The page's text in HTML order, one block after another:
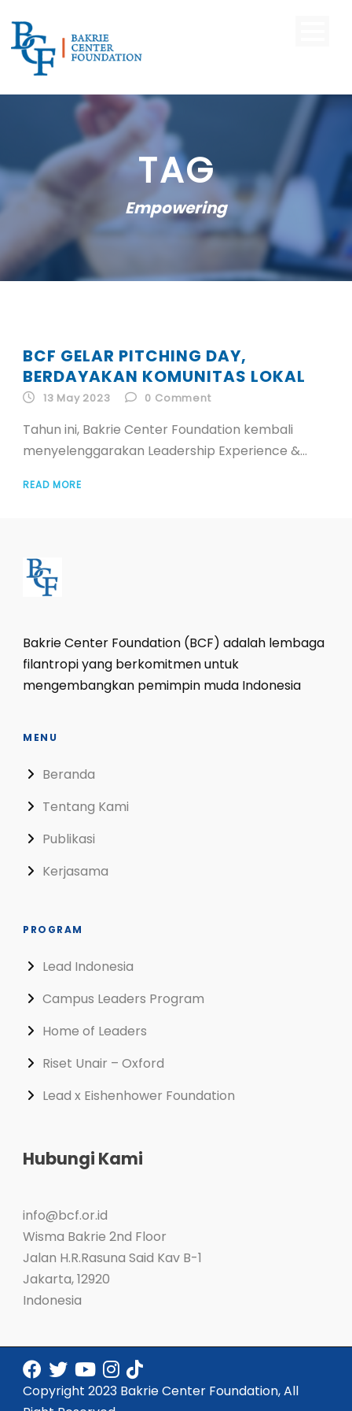
ID
EN
ID
TAG
Empowering
BCF GELAR PITCHING DAY,
BERDAYAKAN KOMUNITAS LOKAL
13 May 2023 0 Comment
Tahun ini, Bakrie Center Foundation kembali
menyelenggarakan Leadership Experience &...
READ MORE
Bakrie Center Foundation (BCF) adalah lembaga
filantropi yang berkomitmen untuk
mengembangkan pemimpin muda Indonesia
MENU
Beranda
Tentang Kami
Publikasi
Kerjasama
PROGRAM
Lead Indonesia
Campus Leaders Program
Home of Leaders
Riset Unair – Oxford
Lead x Eishenhower Foundation
Hubungi Kami
info@bcf.or.id
Wisma Bakrie 2nd Floor
Jalan H.R.Rasuna Said Kav B-1
Jakarta,12920
Indonesia
Copyright 2023 Bakrie Center Foundation, All